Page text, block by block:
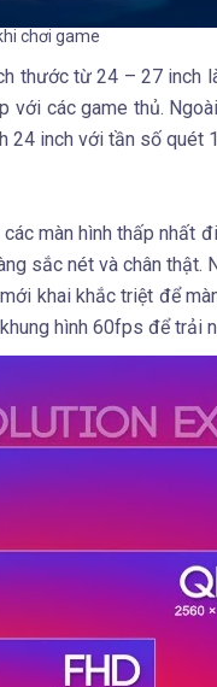
chơi game
thước từ 24 – 27 inch
với các game thủ.
24 inch với tần số quét
màn hình thấp
sắc nét và chân
khai khắc triệt để
hình 60fps để trải